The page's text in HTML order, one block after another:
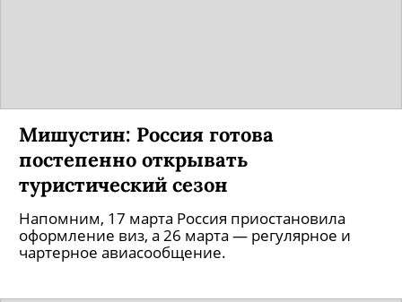
Мишустин: Россия готова
постепенно открывать
туристический сезон
Напомним, 17 марта Россия приостановила
оформление виз, а 26 марта — регулярное и
чартерное авиасообщение.